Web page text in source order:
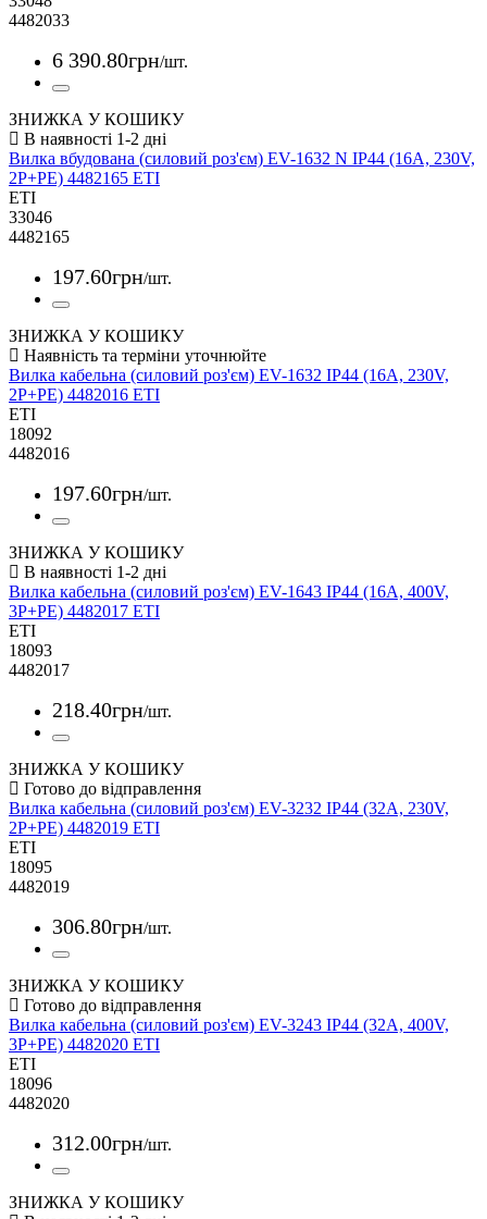
4482033
6 390.80грн/шт.
ЗНИЖКА У КОШИКУ
Вилка вбудована (силовий роз'єм) EV-1632 N IP44 (16A, 230V,
2P+PE) 4482165 ETI
ETI
33046
4482165
197.60грн/шт.
ЗНИЖКА У КОШИКУ
Вилка кабельна (силовий роз'єм) EV-1632 IP44 (16A, 230V,
2P+PE) 4482016 ETI
ETI
18092
4482016
197.60грн/шт.
ЗНИЖКА У КОШИКУ
Вилка кабельна (силовий роз'єм) EV-1643 IP44 (16A, 400V,
3P+PE) 4482017 ETI
ETI
18093
4482017
218.40грн/шт.
ЗНИЖКА У КОШИКУ
Вилка кабельна (силовий роз'єм) EV-3232 IP44 (32A, 230V,
2P+PE) 4482019 ETI
ETI
18095
4482019
306.80грн/шт.
ЗНИЖКА У КОШИКУ
Вилка кабельна (силовий роз'єм) EV-3243 IP44 (32A, 400V,
3P+PE) 4482020 ETI
ETI
18096
4482020
312.00грн/шт.
ЗНИЖКА У КОШИКУ